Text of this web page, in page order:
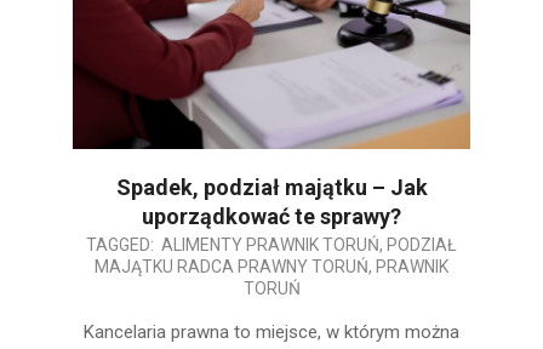
Spadek, podział majątku – Jak
uporządkować te sprawy?
2026-
03-
TAGGED: ALIMENTY PRAWNIK TORUŃ, PODZIAŁ
MAJĄTKU RADCA PRAWNY TORUŃ, PRAWNIK
TORUŃ
Kancelaria prawna to miejsce, w którym można